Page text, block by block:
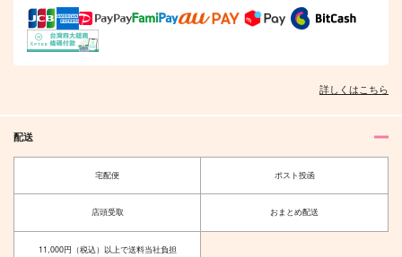
詳しくはこちら
配送
宅配便 ポスト投函
店頭受取 おまとめ配送
11,000円（税込）以上で送料当社負担